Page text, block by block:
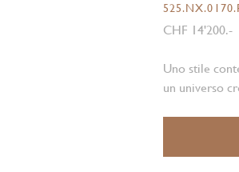
CHF 14'200.-
Uno stile
un universo